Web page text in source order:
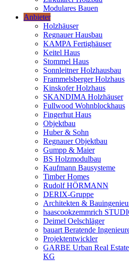
Modulares Bauen
Anbieter
Holzhäuser
Regnauer Hausbau
KAMPA Fertighäuser
Keitel Haus
Stommel Haus
Sonnleitner Holzhausbau
Frammelsberger Holzhaus
Kinskofer Holzhaus
SKANDIMA Holzhäuser
Fullwood Wohnblockhaus
Fingerhut Haus
Objektbau
Huber & Sohn
Regnauer Objektbau
Gumpp & Maier
BS Holzmodulbau
Kaufmann Bausysteme
Timber Homes
Rudolf HÖRMANN
DERIX-Gruppe
Architekten &
haascookzemmrich
Deimel Oelschläger
bauart Beratende
Projektentwickler
GARBE Urban Real
KG